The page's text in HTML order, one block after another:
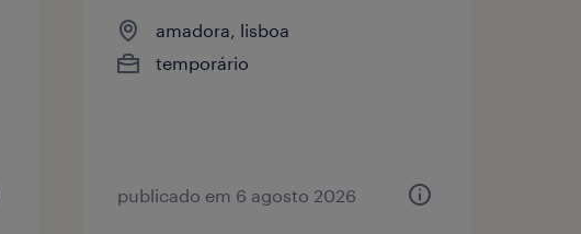
amadora, lisboa
temporário
publicado em 6 agosto 2026